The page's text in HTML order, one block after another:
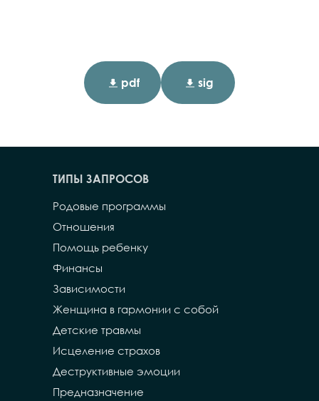
pdf sig
Родовые программы
Отношения
Помощь ребенку
Финансы
ТИПЫ ЗАПРОСОВ
Женщина в гармонии с собой
Детские травмы
Исцеление страхов
Деструктивные эмоции
Зависимости
Предназначение